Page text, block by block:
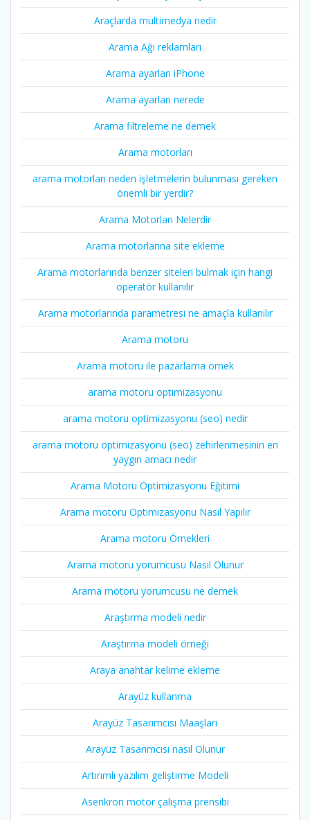
Araçlarda multimedya nedir
Arama Ağı reklamları
Arama ayarları iPhone
Arama ayarları nerede
Arama filtreleme ne demek
Arama motorları
arama motorları neden işletmelerin bulunması gereken
önemli bir yerdir?
Arama Motorları Nelerdir
Arama motorlarına site ekleme
Arama motorlarında benzer siteleri bulmak için hangi
operatör kullanılır
Arama motorlarında parametresi ne amaçla kullanılır
Arama motoru
Arama motoru ile pazarlama örnek
arama motoru optimizasyonu
arama motoru optimizasyonu (seo) nedir
arama motoru optimizasyonu (seo) zehirlenmesinin en
yaygın amacı nedir
Arama Motoru Optimizasyonu Eğitimi
Arama motoru Optimizasyonu Nasıl Yapılır
Arama motoru Örnekleri
Arama motoru yorumcusu Nasıl Olunur
Arama motoru yorumcusu ne demek
Araştırma modeli nedir
Araştırma modeli örneği
Araya anahtar kelime ekleme
Arayüz kullanma
Arayüz Tasarımcısı Maaşları
Arayüz Tasarımcısı nasıl Olunur
Artırımlı yazılım geliştirme Modeli
Asenkron motor çalışma prensibi